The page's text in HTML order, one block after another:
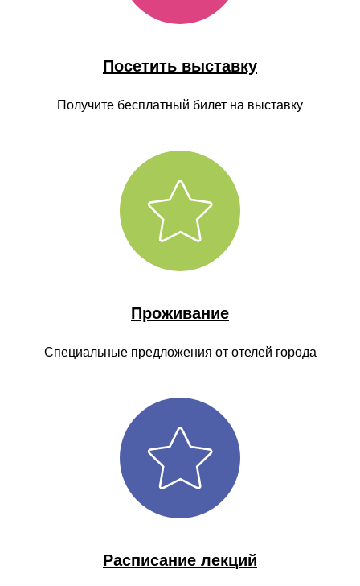
Посетить выставку
Получите бесплатный билет на выставку
Проживание
Специальные предложения от отелей города
Расписание лекций